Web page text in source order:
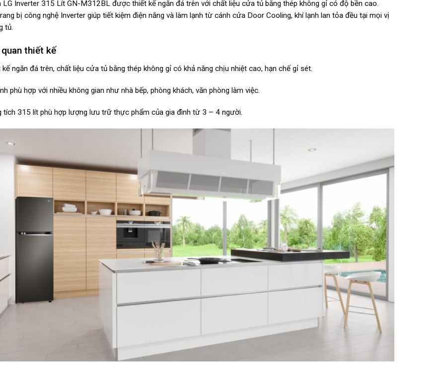
LG Inverter 315 Lít GN-M312BL được thiết kế ngăn đá trên với chất liệu cửa tủ bằng thép không gỉ có độ bền cao.
bị công nghệ Inverter giúp tiết kiệm điện năng và làm lạnh từ cánh cửa Door Cooling, khí lạnh lan tỏa đều tại mọi vị
tủ.
thiết kế
ngăn đá trên, chất liệu cửa tủ bằng thép không gỉ có khả năng chịu nhiệt cao, hạn chế gỉ sét.
phù hợp với nhiều không gian như nhà bếp, phòng khách, văn phòng làm việc.
tích 315 lít phù hợp lượng lưu trữ thực phẩm của gia đình từ 3 – 4 người.